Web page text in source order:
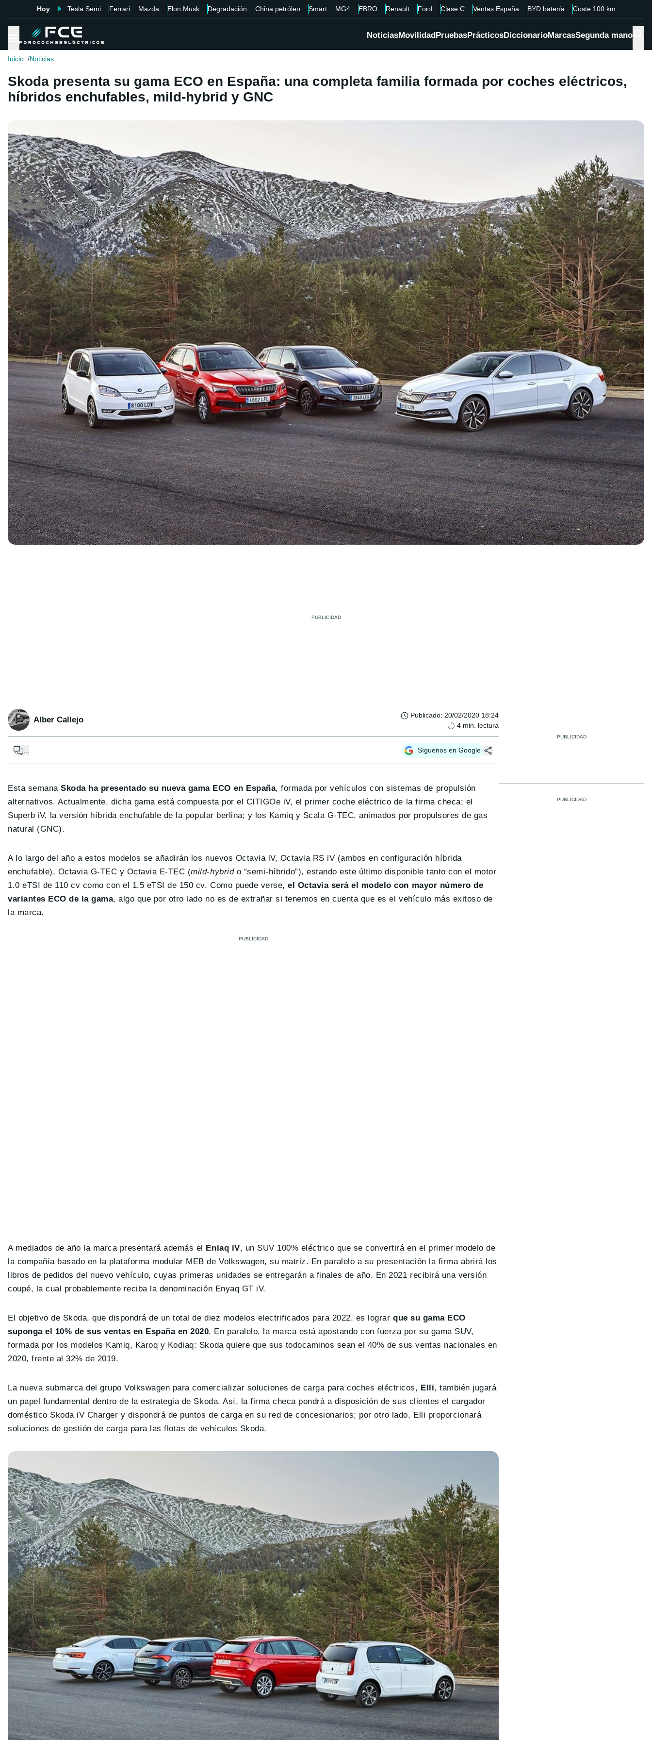
Hoy Tesla Semi Ferrari Mazda Elon Musk Degradación China petróleo Smart MG4 EBRO Renault Ford Clase C Ventas España BYD batería Coste 100 km
NoticiasMovilidadPruebasPrácticosDiccionarioMarcasSegunda mano
Inicio Noticias
Skoda presenta su gama ECO en España: una completa familia formada por coches eléctricos,
híbridos enchufables, mild-hybrid y GNC
Alber Callejo Publicado: 20/02/2020 18:24
4 min. lectura
... Síguenos en Google
Esta semanaSkoda ha presentado su nueva gama ECO en España, formada por vehículos con sistemas de propulsión
alternativos. Actualmente, dicha gama está compuesta por el CITIGOe iV, el primer coche eléctrico de la firma checa; el
Superb iV, la versión híbrida enchufable de la popular berlina; y los Kamiq y Scala G-TEC, animados por propulsores de gas
natural (GNC).
A lo largo del año a estos modelos se añadirán los nuevos Octavia iV, Octavia RS iV (ambos en configuración híbrida
enchufable), Octavia G-TEC y Octavia E-TEC (mild-hybrido “semi-híbrido”), estando este último disponible tanto con el motor
1.0 eTSI de 110 cv como con el 1.5 eTSI de 150 cv. Como puede verse,el Octavia será el modelo con mayor número de
variantes ECO de la gama, algo que por otro lado no es de extrañar si tenemos en cuenta que es el vehículo más exitoso de
la marca.
A mediados de año la marca presentará además el Eniaq iV, un SUV 100% eléctrico que se convertirá en el primer modelo de
la compañía basado en la plataforma modular MEB de Volkswagen, su matriz. En paralelo a su presentación la firma abrirá los
libros de pedidos del nuevo vehículo, cuyas primeras unidades se entregarán a finales de año. En 2021 recibirá una versión
coupé, la cual probablemente reciba la denominación Enyaq GT iV.
El objetivo de Skoda, que dispondrá de un total de diez modelos electrificados para 2022, es lograr que su gama ECO
suponga el 10% de sus ventas en España en 2020. En paralelo, la marca está apostando con fuerza por su gama SUV,
formada por los modelos Kamiq, Karoq y Kodiaq: Skoda quiere que sus todocaminos sean el 40% de sus ventas nacionales en
2020, frente al 32% de 2019.
La nueva submarca del grupo Volkswagen para comercializar soluciones de carga para coches eléctricos, Elli, también jugará
un papel fundamental dentro de la estrategia de Skoda. Así, la firma checa pondrá a disposición de sus clientes el cargador
doméstico Skoda iV Charger y dispondrá de puntos de carga en su red de concesionarios; por otro lado, Elli proporcionará
soluciones de gestión de carga para las flotas de vehículos Skoda.